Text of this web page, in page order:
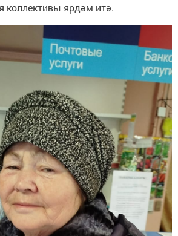
коллективы ярдәм итә.